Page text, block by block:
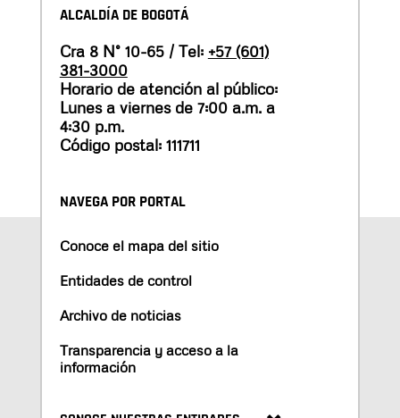
ALCALDÍA DE BOGOTÁ
Cra 8 N° 10-65 / Tel: +57 (601)
381-3000
Horario de atención al público:
Lunes a viernes de 7:00 a.m. a
4:30 p.m.
Código postal: 111711
NAVEGA POR PORTAL
Conoce el mapa del sitio
Entidades de control
Archivo de noticias
Transparencia y acceso a la
información